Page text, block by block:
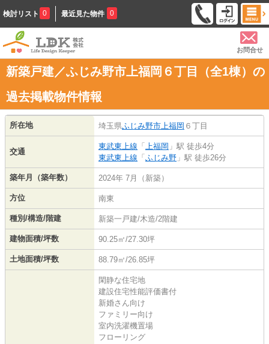
検討リスト 0 最近見た物件 0
お問合せ
新築戸建／ふじみ野市上福岡６丁目（全1棟）の
過去掲載物件情報
所在地 埼玉県ふじみ野市 上福岡 ６丁目
交通
東武東上線 「 上福岡 」駅 徒歩4分
東武東上線 「 ふじみ野 」駅 徒歩26分
築年月（築年数） 2024年 7月（新築）
方位 南東
種別/構造/階建 新築一戸建/木造/2階建
建物面積/坪数 90.25㎡/27.30坪
土地面積/坪数 88.79㎡/26.85坪
閑静な住宅地
建設住宅性能評価書付
新婚さん向け
ファミリー向け
室内洗濯機置場
フローリング